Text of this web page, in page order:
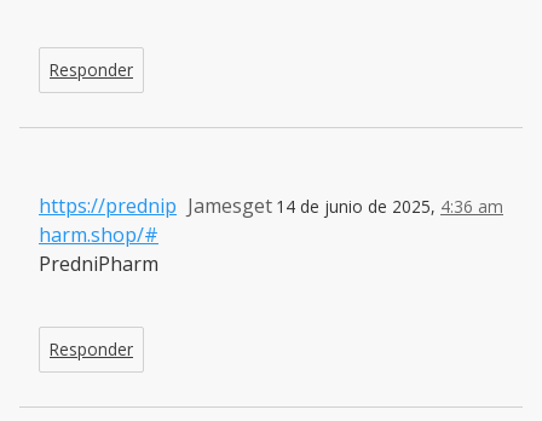
Responder
Jamesget 14 de junio de 2025, 4:36 am
https://prednip
harm.shop/#
PredniPharm
Responder